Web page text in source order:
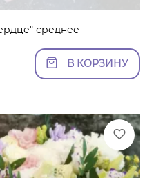
среднее
В КОРЗИНУ